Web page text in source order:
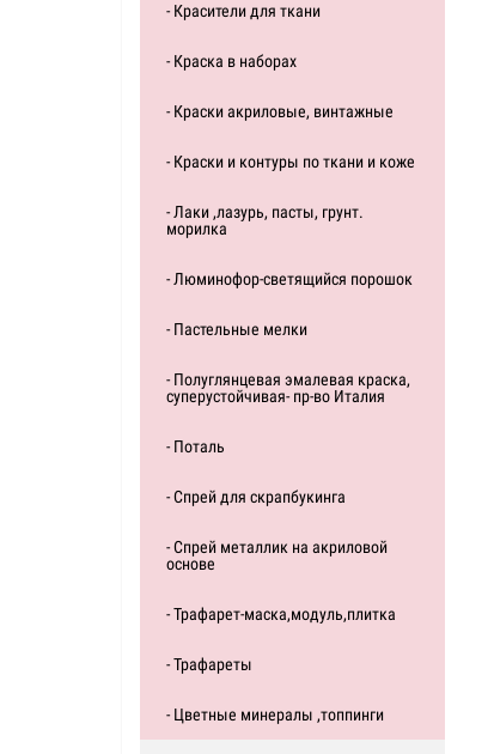
- Красители для ткани
- Краска в наборах
- Краски акриловые, винтажные
- Краски и контуры по ткани и коже
- Лаки ,лазурь, пасты, грунт.
морилка
- Люминофор-светящийся порошок
- Пастельные мелки
- Полуглянцевая эмалевая краска,
суперустойчивая- пр-во Италия
- Поталь
- Спрей для скрапбукинга
- Спрей металлик на акриловой
основе
- Трафарет-маска,модуль,плитка
- Трафареты
- Цветные минералы ,топпинги